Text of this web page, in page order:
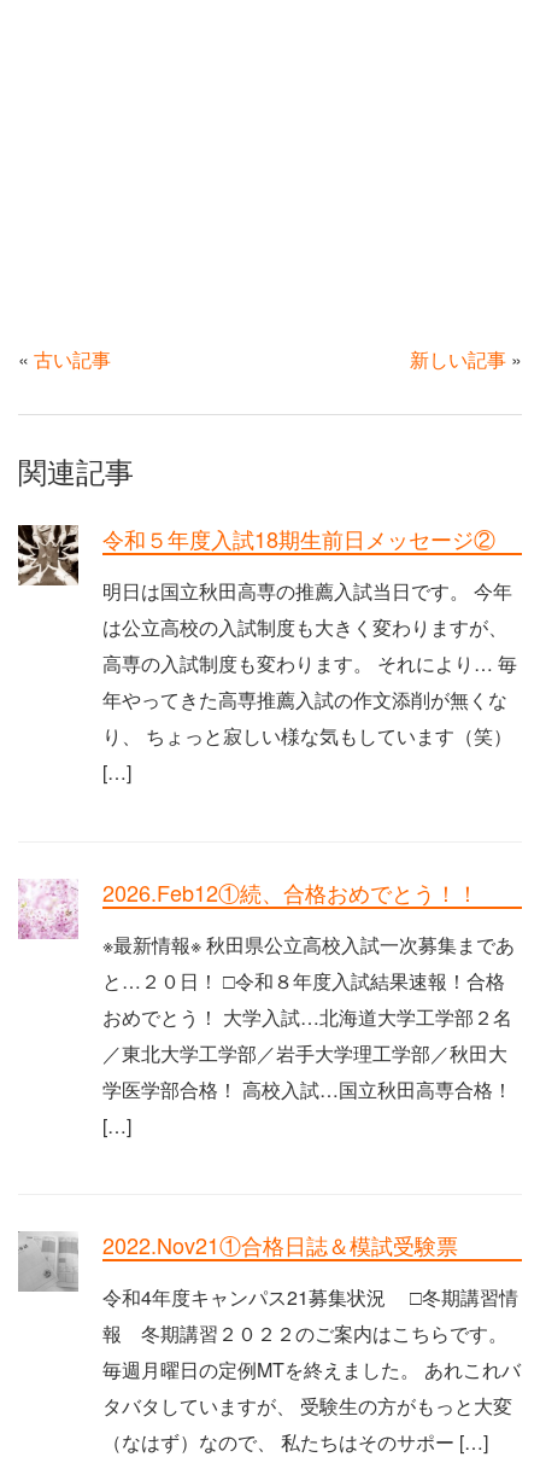
« 古い記事 新しい記事 »
関連記事
令和５年度入試18期生前日メッセージ②
明日は国立秋田高専の推薦入試当日です。 今年
は公立高校の入試制度も大きく変わりますが、
高専の入試制度も変わります。 それにより… 毎
年やってきた高専推薦入試の作文添削が無くな
り、 ちょっと寂しい様な気もしています（笑）
[…]
2026.Feb12①続、合格おめでとう！！
※最新情報※ 秋田県公立高校入試一次募集まであ
と…２０日！ □令和８年度入試結果速報！合格
おめでとう！ 大学入試…北海道大学工学部２名
／東北大学工学部／岩手大学理工学部／秋田大
学医学部合格！ 高校入試…国立秋田高専合格！
[…]
2022.Nov21①合格日誌＆模試受験票
令和4年度キャンパス21募集状況 □冬期講習情
報 冬期講習２０２２のご案内はこちらです。
毎週月曜日の定例MTを終えました。 あれこれバ
タバタしていますが、 受験生の方がもっと大変
（なはず）なので、 私たちはそのサポー […]